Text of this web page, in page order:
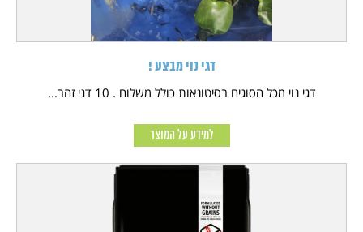
דגי נוי מבצע !
דגי נוי מכל הסוגים בסיטונאות כולל משלוח . 10 דגי זהב...
למידע על המוצר